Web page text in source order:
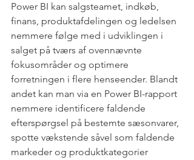
Power BI kan salgsteamet, indkøb,
finans, produktafdelingen og ledelsen
nemmere følge med i udviklingen i
salget på tværs af ovennævnte
fokusområder og optimere
forretningen i flere henseender. Blandt
andet kan man via en Power BI-rapport
nemmere identificere faldende
efterspørgsel på bestemte sæsonvarer,
spotte vækstende såvel som faldende
markeder og produktkategorier